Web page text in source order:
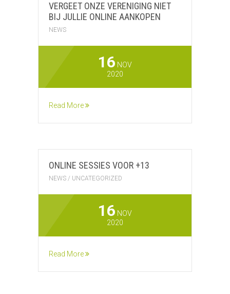
VERGEET ONZE VERENIGING NIET
BIJ JULLIE ONLINE AANKOPEN
NEWS
16 NOV
2020
Read More
ONLINE SESSIES VOOR +13
NEWS / UNCATEGORIZED
16 NOV
2020
Read More